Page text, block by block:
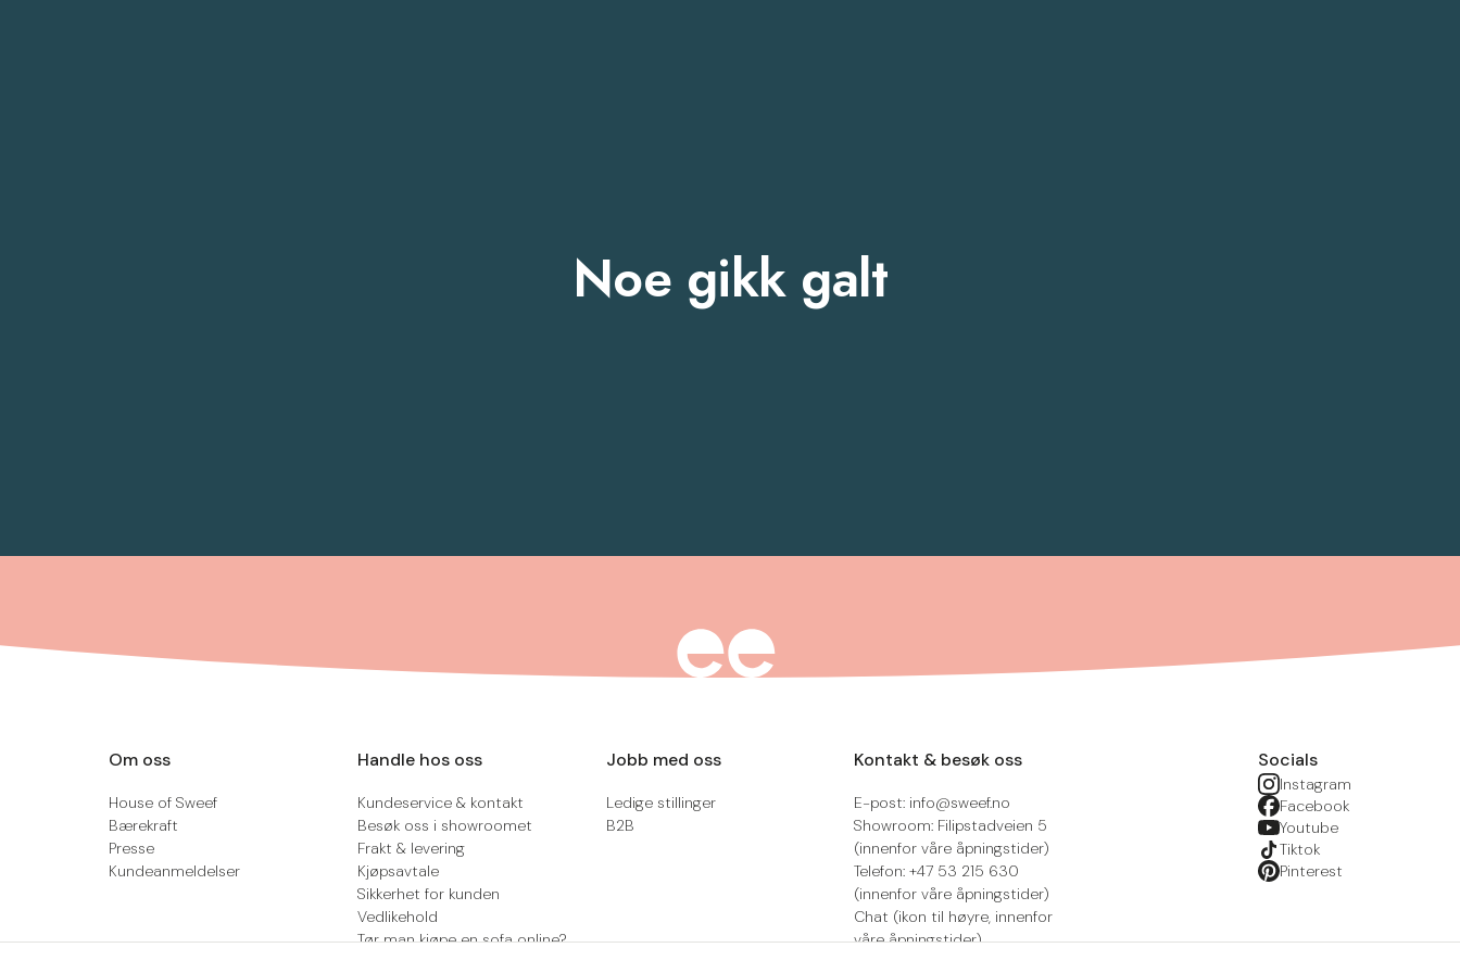
Noe gikk galt
Om oss
House of Sweef
Bærekraft
Presse
Kundeanmeldelser
Handle hos oss
Kundeservice & kontakt
Besøk oss i showroomet
Frakt & levering
Kjøpsavtale
Sikkerhet for kunden
Vedlikehold
Tør man kjøpe en sofa online?
Jobb med oss
Ledige stillinger
B2B
Kontakt & besøk oss
E-post: info@sweef.no
Showroom: Filipstadveien 5
(innenfor våre åpningstider)
Telefon: +47 53 215 630
(innenfor våre åpningstider)
Chat (ikon til høyre, innenfor
våre åpningstider)
Socials
Instagram
Facebook
Youtube
Tiktok
Pinterest